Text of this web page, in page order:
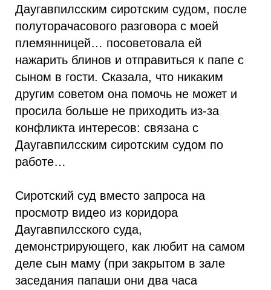
Даугавпилсским сиротским судом, после
полуторачасового разговора с моей
племянницей… посоветовала ей
нажарить блинов и отправиться к папе с
сыном в гости. Сказала, что никаким
другим советом она помочь не может и
просила больше не приходить из-за
конфликта интересов: связана с
Даугавпилсским сиротским судом по
работе…
Сиротский суд вместо запроса на
просмотр видео из коридора
Даугавпилсского суда,
демонстрирующего, как любит на самом
деле сын маму (при закрытом в зале
заседания папаши они два часа